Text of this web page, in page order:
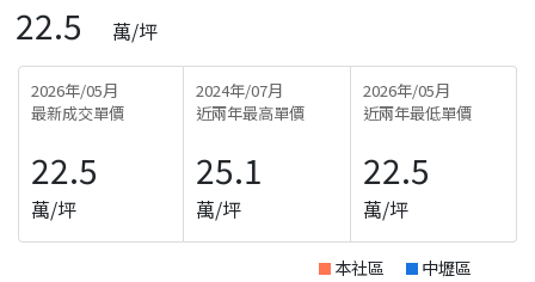
22.5 萬/坪
2026年/05月
最新成交單價
22.5
萬/坪
2024年/07月
近兩年最高單價
25.1
萬/坪
2026年/05月
近兩年最低單價
22.5
萬/坪
本社區 中壢區